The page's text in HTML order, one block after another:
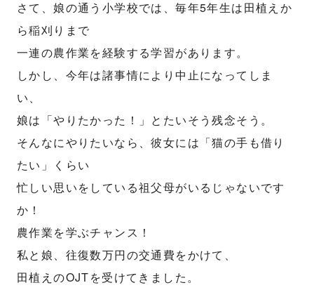
さて、娘の通う小学校では、毎年5年生は田植えか
ら稲刈りまで
一連の農作業を経験する学習があります。
しかし、今年は諸事情により中止になってしま
い、
娘は「やりたかった！」とたいそう残念そう。
そんなにやりたいなら、彼女には「猫の手も借り
たい」くらい
忙しい思いをしている祖父母がいるじゃないです
か！
農作業を学ぶチャンス！
私と娘、往復数万円の交通費をかけて、
田植えのOJTを受けてきました。